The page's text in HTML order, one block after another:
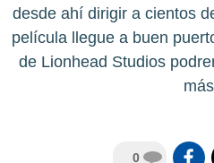
desde ahí dirigir a cientos
película llegue a buen
de Lionhead Studios
0